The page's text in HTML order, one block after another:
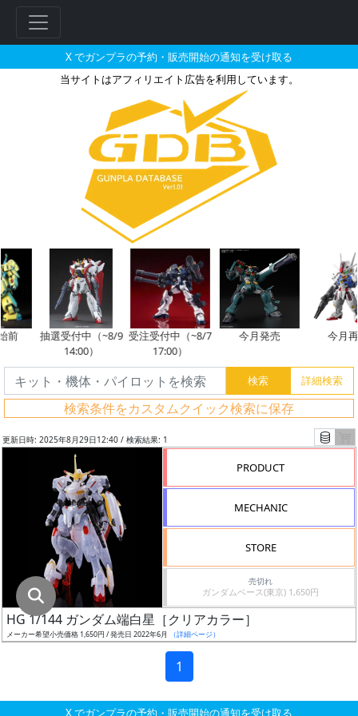
X でガンプラの予約・販売開始の通知を受け取る
当サイトはアフィリエイト広告を利用しています。
HG 1/144 ガンダム端白星［クリ
前
抽選受付中（~8/9
14:00）
受注受付中（~8/7
17:00）
今月発売 今月
検索条件をカスタムクイック検索に保存
ー
ド
検
索
グ
レ
成
形
更新日時: 2025年8月29日12:40 / 検索結果: 1
PRODUCT
MECHANIC
STORE
売切れ
ガンダムベース(東京) 1,650円
HG 1/144 ガンダム端白星［クリアカラー］
メーカー希望小売価格 1,650円 / 発売日 2022年6月 （詳細ページ）
1
X でガンプラの予約・販売開始の通知を受け取る